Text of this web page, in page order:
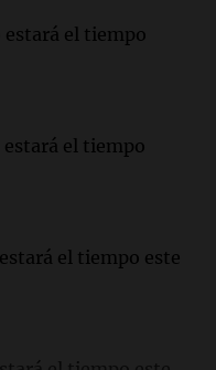
el tiempo
el tiempo
el tiempo este